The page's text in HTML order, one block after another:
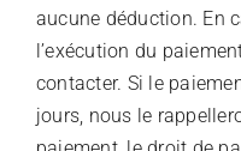
aucune déduction. En
l’exécution du
contacter. Si le
jours, nous le